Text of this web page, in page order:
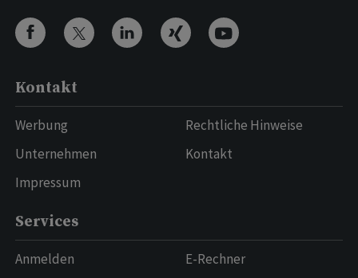
Kontakt
Werbung
Unternehmen
Impressum
Rechtliche Hinweise
Kontakt
Services
Anmelden
E-Rechner